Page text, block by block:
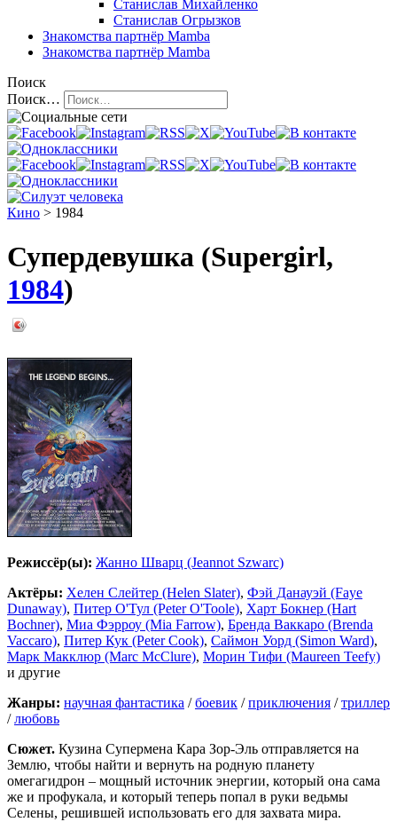
Станислав Михайленко
Станислав Огрызков
Знакомства партнёр Mamba
Знакомства партнёр Mamba
Поиск
Поиск…
Кино > 1984
Супердевушка (Supergirl,
1984)
Режиссёр(ы): Жанно Шварц (Jeannot Szwarc)
Актёры: Хелен Слейтер (Helen Slater), Фэй Данауэй (Faye
Dunaway), Питер О'Тул (Peter O'Toole), Харт Бокнер (Hart
Bochner), Миа Фэрроу (Mia Farrow), Бренда Ваккаро (Brenda
Vaccaro), Питер Кук (Peter Cook), Саймон Уорд (Simon Ward),
Марк Макклюр (Marc McClure), Морин Тифи (Maureen Teefy)
и другие
Жанры: научная фантастика /боевик /приключения /триллер
/любовь
Сюжет. Кузина Супермена Кара Зор-Эль отправляется на
Землю, чтобы найти и вернуть на родную планету
омегагидрон – мощный источник энергии, который она сама
же и профукала, и который теперь попал в руки ведьмы
Селены, решившей использовать его для захвата мира.